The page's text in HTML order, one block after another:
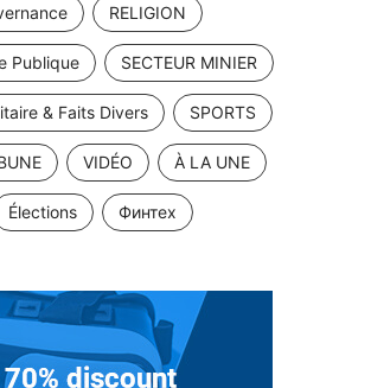
RELIGION
Publique SECTEUR MINIER
& Faits Divers SPORTS
VIDÉO À LA UNE
Élections Финтех